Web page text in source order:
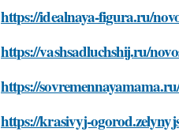
https://idealnaya-figura.ru/
https://vashsadluchshij.ru/
https://
https://krasivyj-